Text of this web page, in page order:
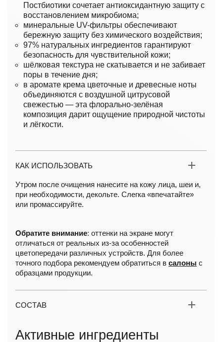
Постбиотики сочетает антиоксидантную защиту с
восстановлением микробиома;
минеральные UV-фильтры обеспечивают
бережную защиту без химического воздействия;
97% натуральных ингредиентов гарантируют
безопасность для чувствительной кожи;
шёлковая текстура не скатывается и не забивает
поры в течение дня;
в аромате крема цветочные и древесные ноты
объединяются с воздушной цитрусовой
свежестью — эта флорально-зелёная
композиция дарит ощущение природной чистоты
и лёгкости.
КАК ИСПОЛЬЗОВАТЬ
Утром после очищения нанесите на кожу лица, шеи и,
при необходимости, декольте. Слегка «впечатайте»
или промассируйте.
Обратите внимание: оттенки на экране могут
отличаться от реальных из-за особенностей
цветопередачи различных устройств. Для более
точного подбора рекомендуем обратиться в салоны с
образцами продукции.
СОСТАВ
Активные ингредиенты